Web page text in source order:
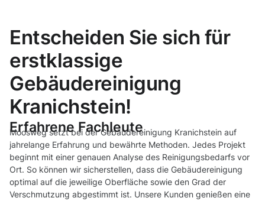
Entscheiden Sie sich für
erstklassige
Gebäudereinigung
Kranichstein!
Erfahrene Fachleute
Moosweg setzt bei der Gebäudereinigung Kranichstein auf
jahrelange Erfahrung und bewährte Methoden. Jedes Projekt
beginnt mit einer genauen Analyse des Reinigungsbedarfs vor
Ort. So können wir sicherstellen, dass die Gebäudereinigung
optimal auf die jeweilige Oberfläche sowie den Grad der
Verschmutzung abgestimmt ist. Unsere Kunden genießen eine